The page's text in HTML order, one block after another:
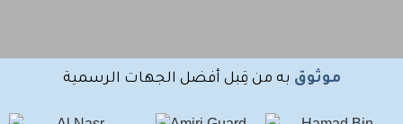
موثوق به من قِبل أفضل الجهات الرسمية